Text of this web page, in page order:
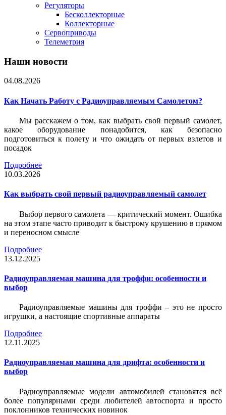
Регуляторы
Бесколлекторные
Коллекторные
Сервоприводы
Телеметрия
Наши новости
04.08.2026
Как Начать Работу с Радиоуправляемым Самолетом?
Мы расскажем о том, как выбрать свой первый самолет,
какое оборудование понадобится, как безопасно
подготовиться к полету и что ожидать от первых взлетов и
посадок
Подробнее
10.03.2026
Как выбрать свой первый радиоуправляемый самолет
Выбор первого самолета — критический момент. Ошибка
на этом этапе часто приводит к быстрому крушению в прямом
и переносном смысле
Подробнее
13.12.2025
Радиоуправляемая машина для троффи: особенности и
выбор
Радиоуправляемые машины для троффи – это не просто
игрушки, а настоящие спортивные аппараты
Подробнее
12.11.2025
Радиоуправляемая машина для дрифта: особенности и
выбор
Радиоуправляемые модели автомобилей становятся всё
более популярными среди любителей автоспорта и просто
поклонников технических новинок